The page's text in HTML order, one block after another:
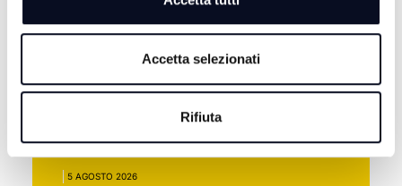
Accetta selezionati
Rifiuta
CALCIO: Eccellenza, Rimini e Spal in gironi diversi
5 AGOSTO 2026